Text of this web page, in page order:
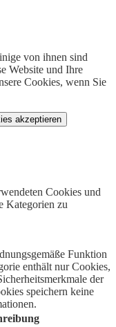
von ihnen sind
Website und Ihre
Cookies, wenn Sie
akzeptieren
Cookies und
Kategorien zu
Funktion
enthält nur Cookies,
der
speichern keine